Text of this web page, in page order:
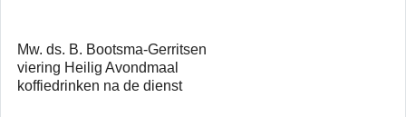
Mw. ds. B. Bootsma-Gerritsen
viering Heilig Avondmaal
koffiedrinken na de dienst